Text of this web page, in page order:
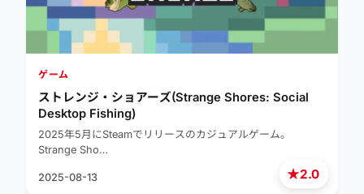
★2.0
ゲーム
ストレンジ・ショアーズ(Strange Shores: Social
Desktop Fishing)
2025年5月にSteamでリリースのカジュアルゲーム。
Strange Sho…
2025-08-13